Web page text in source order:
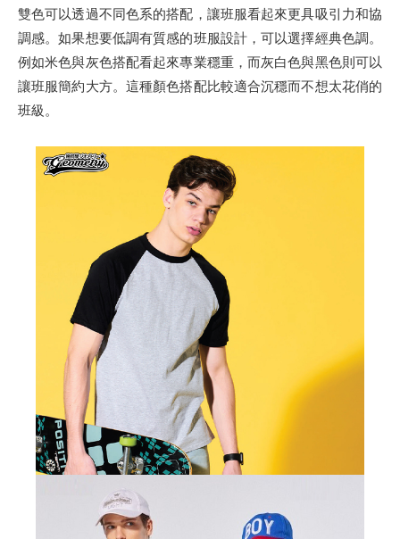
雙色可以透過不同色系的搭配，讓班服看起來更具吸引力和協
調感。如果想要低調有質感的班服設計，可以選擇經典色調。
例如米色與灰色搭配看起來專業穩重，而灰白色與黑色則可以
讓班服簡約大方。這種顏色搭配比較適合沉穩而不想太花俏的
班級。